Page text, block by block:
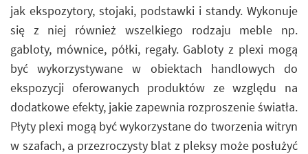
jak ekspozytory, stojaki, podstawki i standy. Wykonuje
się z niej również wszelkiego rodzaju meble np.
gabloty, mównice, półki, regały. Gabloty z plexi mogą
być wykorzystywane w obiektach handlowych do
ekspozycji oferowanych produktów ze względu na
dodatkowe efekty, jakie zapewnia rozproszenie światła.
Płyty plexi mogą być wykorzystane do tworzenia witryn
w szafach, a przezroczysty blat z pleksy może posłużyć